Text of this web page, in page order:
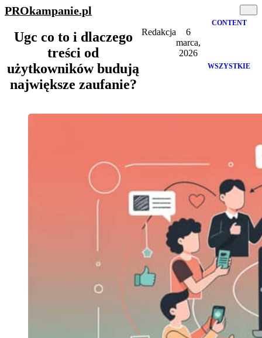
PROkampanie.pl
Ugc co to i dlaczego
treści od
użytkowników budują
największe zaufanie?
Redakcja
6
marca,
2026
CONTENT
WSZYSTKIE